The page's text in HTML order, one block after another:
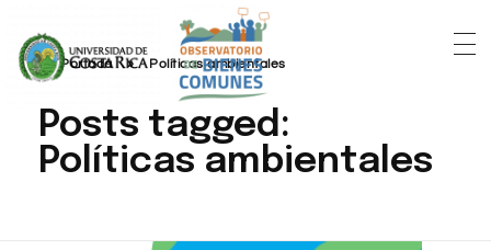
Portada » Políticas ambientales
Posts tagged:
Políticas ambientales